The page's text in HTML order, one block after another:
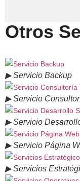
Otros
▶ Servicio Backup
▶ Servicio
▶ Servicio
▶ Servicio Página
▶ Servicios